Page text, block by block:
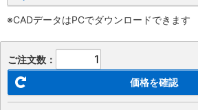
※CADデータはPCでダウンロードできます
ご注文数：
価格を確認